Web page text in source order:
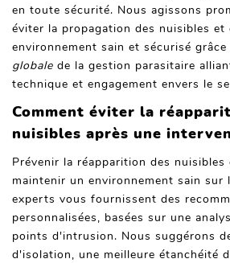
en toute sécurité. Nous agissons
éviter la propagation des nuisibles et
environnement sain et sécurisé grâce
globale de la gestion parasitaire
technique et engagement envers le
Comment éviter la
nuisibles après une
Prévenir la réapparition des
maintenir un environnement sain sur
experts vous fournissent des
personnalisées, basées sur une
points d'intrusion. Nous suggérons
d'isolation, une meilleure étanchéité